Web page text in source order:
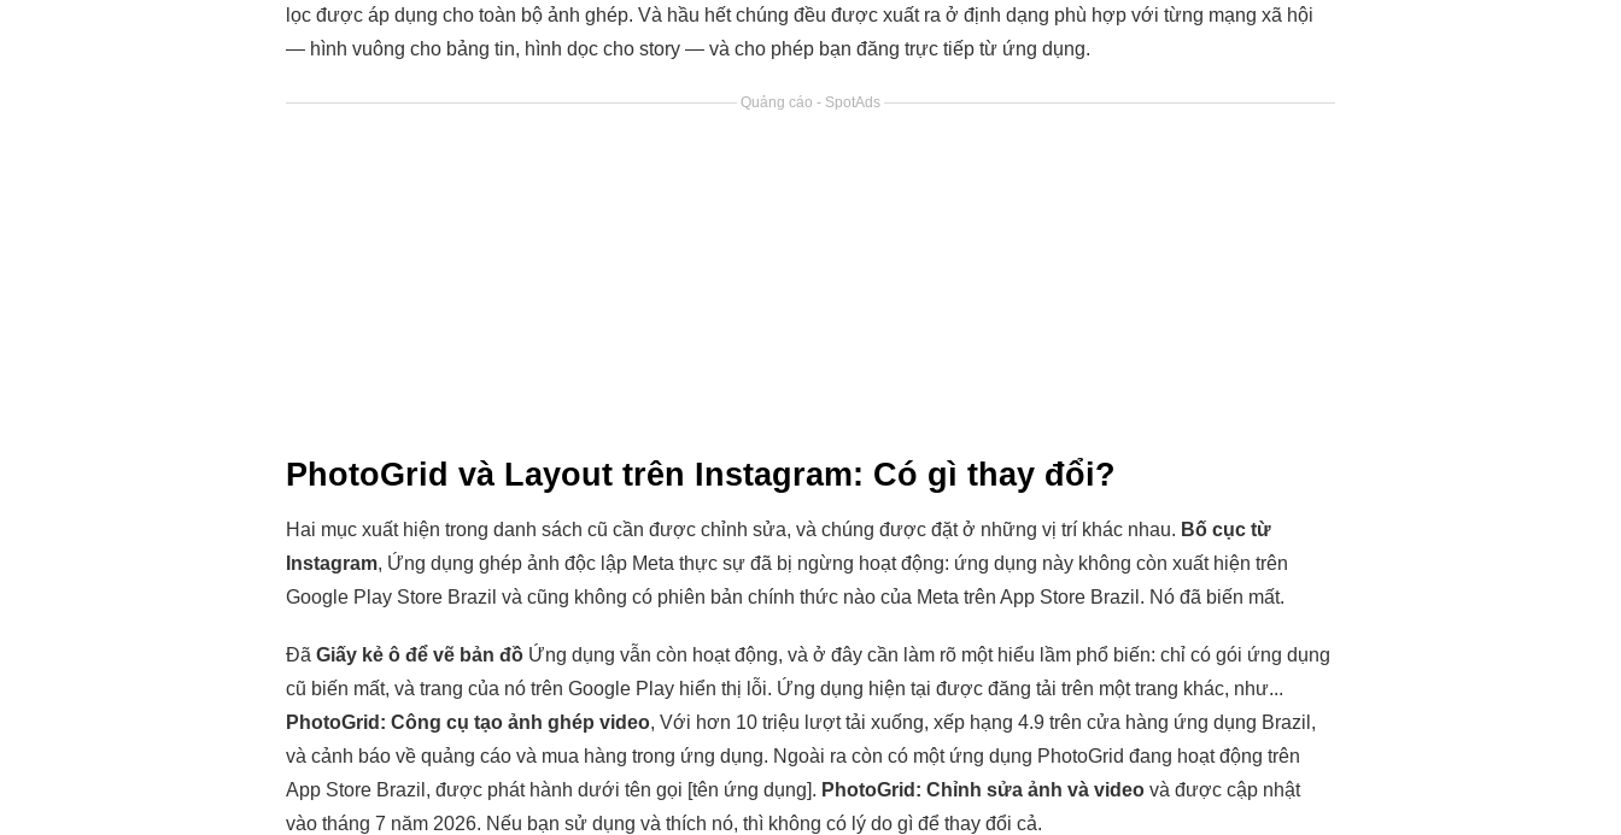
lọc được áp dụng cho toàn bộ ảnh ghép. Và hầu hết chúng đều được xuất ra ở định dạng phù hợp với từng mạng xã hội
— hình vuông cho bảng tin, hình dọc cho story — và cho phép bạn đăng trực tiếp từ ứng dụng.
Quảng cáo - SpotAds
PhotoGrid và Layout trên Instagram: Có gì thay đổi?
Hai mục xuất hiện trong danh sách cũ cần được chỉnh sửa, và chúng được đặt ở những vị trí khác nhau. Bố cục từ
Instagram, Ứng dụng ghép ảnh độc lập Meta thực sự đã bị ngừng hoạt động: ứng dụng này không còn xuất hiện trên
Google Play Store Brazil và cũng không có phiên bản chính thức nào của Meta trên App Store Brazil. Nó đã biến mất.
Đã Giấy kẻ ô để vẽ bản đồ Ứng dụng vẫn còn hoạt động, và ở đây cần làm rõ một hiểu lầm phổ biến: chỉ có gói ứng dụng
cũ biến mất, và trang của nó trên Google Play hiển thị lỗi. Ứng dụng hiện tại được đăng tải trên một trang khác, như...
PhotoGrid: Công cụ tạo ảnh ghép video, Với hơn 10 triệu lượt tải xuống, xếp hạng 4.9 trên cửa hàng ứng dụng Brazil,
và cảnh báo về quảng cáo và mua hàng trong ứng dụng. Ngoài ra còn có một ứng dụng PhotoGrid đang hoạt động trên
App Store Brazil, được phát hành dưới tên gọi [tên ứng dụng]. PhotoGrid: Chỉnh sửa ảnh và video và được cập nhật
vào tháng 7 năm 2026. Nếu bạn sử dụng và thích nó, thì không có lý do gì để thay đổi cả.